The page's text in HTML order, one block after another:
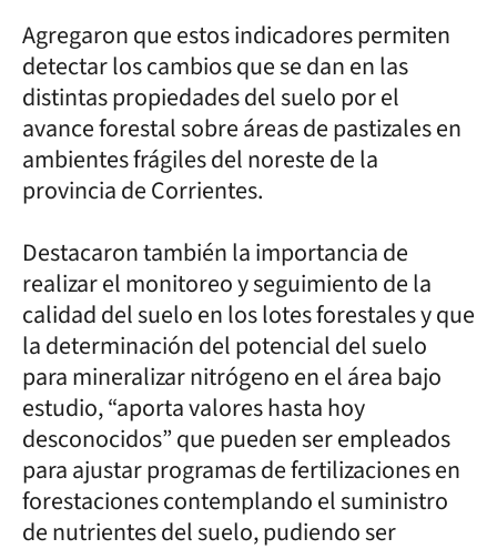
Agregaron que estos indicadores permiten
detectar los cambios que se dan en las
distintas propiedades del suelo por el
avance forestal sobre áreas de pastizales en
ambientes frágiles del noreste de la
provincia de Corrientes.
Destacaron también la importancia de
realizar el monitoreo y seguimiento de la
calidad del suelo en los lotes forestales y que
la determinación del potencial del suelo
para mineralizar nitrógeno en el área bajo
estudio, “aporta valores hasta hoy
desconocidos” que pueden ser empleados
para ajustar programas de fertilizaciones en
forestaciones contemplando el suministro
de nutrientes del suelo, pudiendo ser